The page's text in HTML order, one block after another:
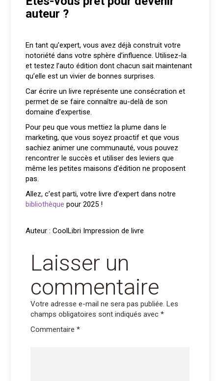
auteur ?
En tant qu’expert, vous avez déjà construit votre
notoriété dans votre sphère d’influence. Utilisez-la
et testez l’auto édition dont chacun sait maintenant
qu’elle est un vivier de bonnes surprises.
Car écrire un livre représente une consécration et
permet de se faire connaître au-delà de son
domaine d’expertise.
Pour peu que vous mettiez la plume dans le
marketing, que vous soyez proactif et que vous
sachiez animer une communauté, vous pouvez
rencontrer le succès et utiliser des leviers que
même les petites maisons d’édition ne proposent
pas.
Allez, c’est parti, votre livre d’expert dans notre
bibliothèque pour 2025 !
Auteur : CoolLibri Impression de livre
Laisser un
commentaire
Votre adresse e-mail ne sera pas publiée. Les
champs obligatoires sont indiqués avec*
Commentaire*